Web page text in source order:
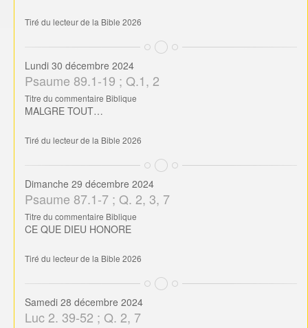
Tiré du lecteur de la Bible 2026
Lundi 30 décembre 2024
Psaume 89.1-19 ; Q.1, 2
Titre du commentaire Biblique
MALGRE TOUT…
Tiré du lecteur de la Bible 2026
Dimanche 29 décembre 2024
Psaume 87.1-7 ; Q. 2, 3, 7
Titre du commentaire Biblique
CE QUE DIEU HONORE
Tiré du lecteur de la Bible 2026
Samedi 28 décembre 2024
Luc 2. 39-52 ; Q. 2, 7